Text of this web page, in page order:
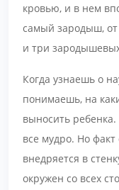
кровью, и в нем
самый зародыш, от
и три
Когда узнаешь о
понимаешь, на
выносить
все мудро. Но
внедряется в
окружен со всех